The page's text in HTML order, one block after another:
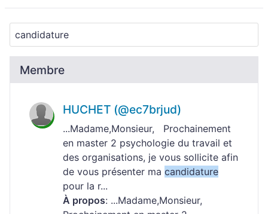
Membre
HUCHET (@ec7brjud)
...Madame,Monsieur, Prochainement
en master 2 psychologie du travail et
des organisations, je vous sollicite afin
de vous présenter ma candidature
pour la r...
À propos: ...Madame,Monsieur,